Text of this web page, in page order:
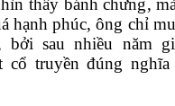
hạnh phúc, ông chỉ
bởi sau nhiều năm
cổ truyền đúng nghĩa